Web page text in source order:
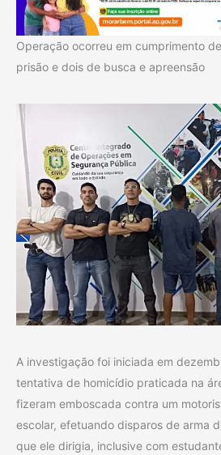
Operação ocorreu em cumprimento
prisão e dois de busca e apreensão
A investigação foi iniciada em
tentativa de homicídio praticada na
fizeram emboscada contra um
escolar, efetuando disparos de arma
que ele dirigia, inclusive com